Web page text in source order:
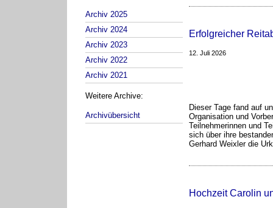
Archiv 2025
Archiv 2024
Archiv 2023
Archiv 2022
Archiv 2021
Weitere Archive:
Archivübersicht
Erfolgreicher
12. Juli 2026
Dieser Tage fand auf
Organisation und
Teilnehmerinnen und
sich über ihre
Gerhard Weixler die
Hochzeit Carolin